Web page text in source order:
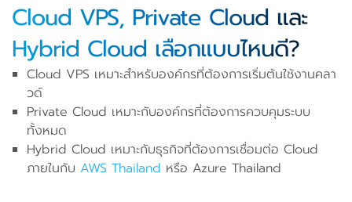
Cloud VPS, Private Cloud และ
Hybrid Cloud เลือกแบบไหนดี?
Cloud VPS เหมาะสำหรับองค์กรที่ต้องการเริ่มต้นใช้งานคลา
วด์
Private Cloud เหมาะกับองค์กรที่ต้องการควบคุมระบบ
ทั้งหมด
Hybrid Cloud เหมาะกับธุรกิจที่ต้องการเชื่อมต่อ Cloud
ภายในกับ AWS Thailand หรือ Azure Thailand